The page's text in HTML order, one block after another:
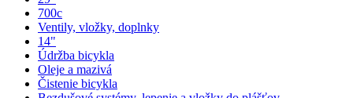
700c
Ventily, vložky, doplnky
14"
Údržba bicykla
Oleje a mazivá
Čistenie bicykla